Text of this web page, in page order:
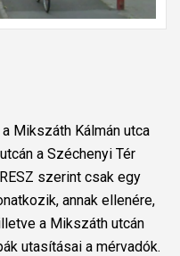
Mikszáth Kálmán utca
a Széchenyi Tér
szerint csak egy
annak ellenére,
a Mikszáth utcán
utasításai a mérvadók.